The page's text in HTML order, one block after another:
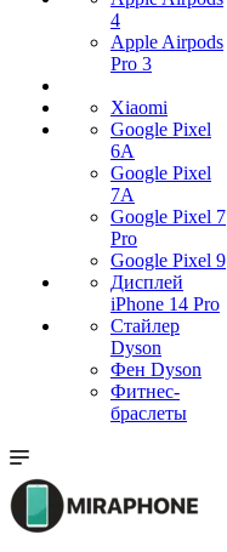
4
Apple Airpods
Pro 3
Xiaomi
Google Pixel
6A
Google Pixel
7А
Google Pixel 7
Pro
Google Pixel 9
Дисплей
iPhone 14 Pro
Стайлер
Dyson
Фен Dyson
Фитнес-
браслеты